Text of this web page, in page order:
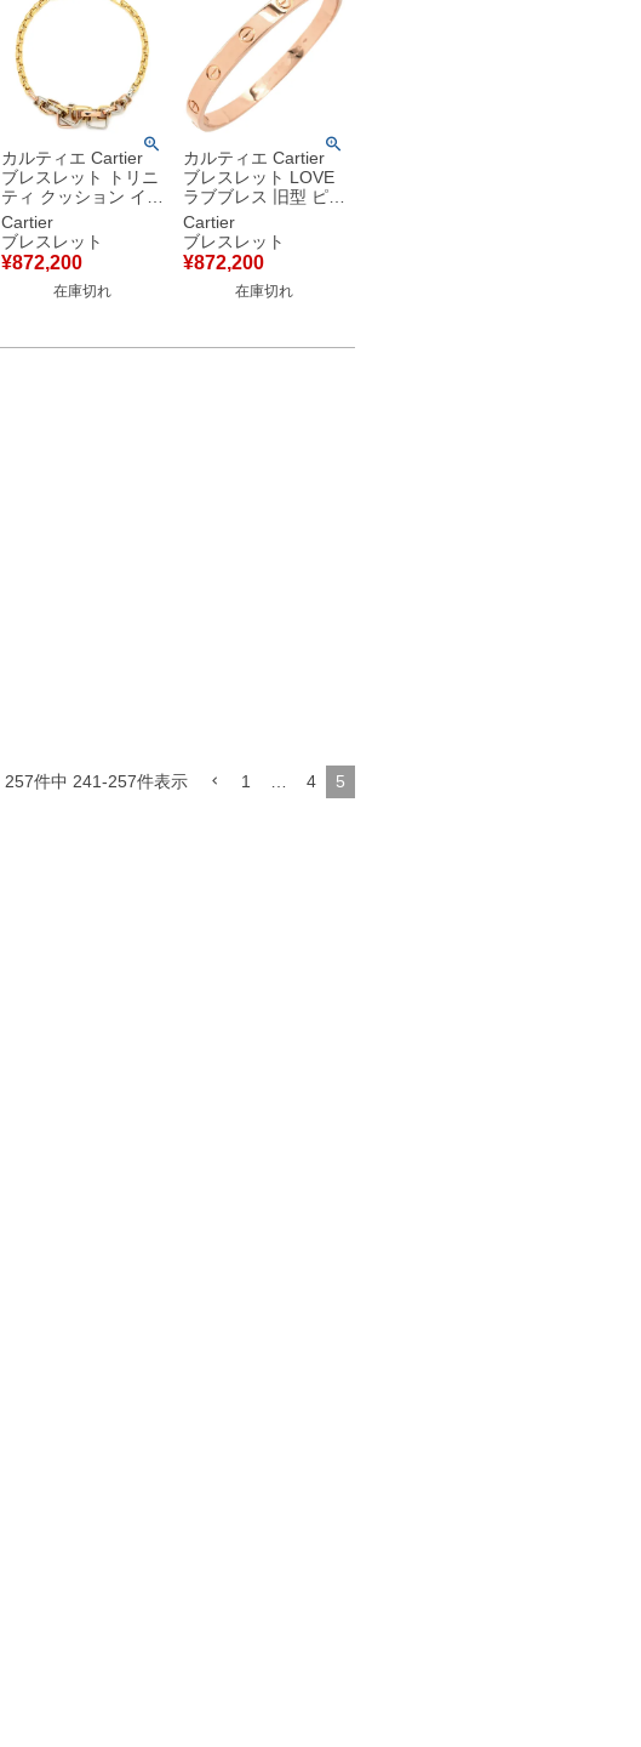
カルティエ Cartier
ブレスレット トリニ
ティ クッション イエ
ローゴールドXピン
クゴールドXホワイ
トゴールド スクエア
モチーフ 3カラー
750 チェーン
Cartier
ブレスレット
¥872,200
在庫切れ
カルティエ Cartier
ブレスレット LOVE
ラブブレス 旧型 ピン
クゴールド #16 750
18K PG バングル
【修理証明書】 【中
古】
Cartier
ブレスレット
¥872,200
在庫切れ
257件中 241-257件表示 1 … 4 5